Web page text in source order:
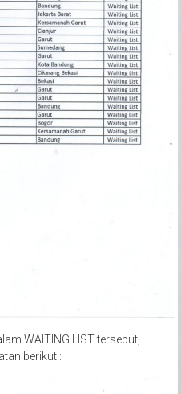
WAITING LIST tersebut,
berikut :